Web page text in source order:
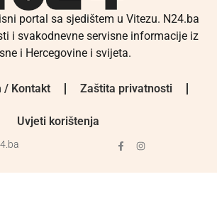
portal sa sjedištem u Vitezu. N24.ba
i svakodnevne servisne informacije iz
i Hercegovine i svijeta.
/ Kontakt Zaštita privatnosti
Uvjeti korištenja